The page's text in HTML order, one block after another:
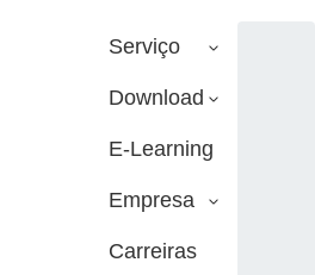
Serviço
Download
E-Learning
Empresa
Carreiras